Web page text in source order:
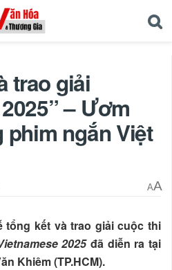
trao giải
– Ươm
phim ngắn Việt
AA
tổng kết và trao giải cuộc thi
2025đã diễn ra tại
Khiêm (TP.HCM).